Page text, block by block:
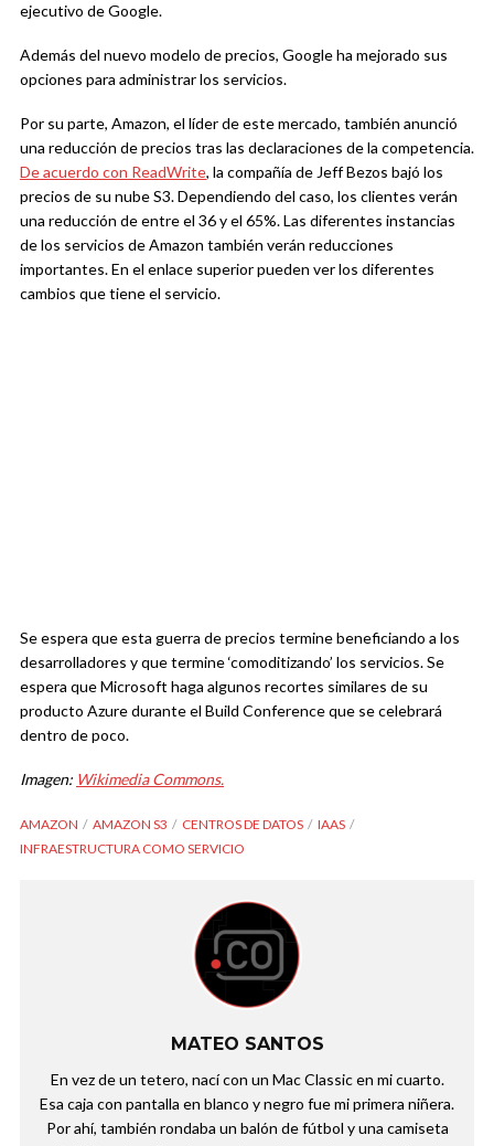
ejecutivo de Google.
Además del nuevo modelo de precios, Google ha mejorado sus
opciones para administrar los servicios.
Por su parte, Amazon, el líder de este mercado, también anunció
una reducción de precios tras las declaraciones de la competencia.
De acuerdo con ReadWrite, la compañía de Jeff Bezos bajó los
precios de su nube S3. Dependiendo del caso, los clientes verán
una reducción de entre el 36 y el 65%. Las diferentes instancias
de los servicios de Amazon también verán reducciones
importantes. En el enlace superior pueden ver los diferentes
cambios que tiene el servicio.
Se espera que esta guerra de precios termine beneficiando a los
desarrolladores y que termine ‘comoditizando’ los servicios. Se
espera que Microsoft haga algunos recortes similares de su
producto Azure durante el Build Conference que se celebrará
dentro de poco.
Imagen: Wikimedia Commons.
AMAZON AMAZON S3 CENTROS DE DATOS
IAAS
INFRAESTRUCTURA COMO SERVICIO
MATEO SANTOS
En vez de un tetero, nací con un Mac Classic en mi cuarto.
Esa caja con pantalla en blanco y negro fue mi primera niñera.
Por ahí, también rondaba un balón de fútbol y una camiseta